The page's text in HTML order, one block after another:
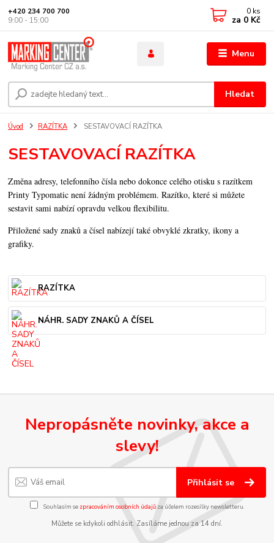
Menu
Hledat
+420 234 700 700
9:00 - 15:00
0 ks
za 0 Kč
Úvod RAZÍTKA SESTAVOVACÍ RAZÍTKA
SESTAVOVACÍ RAZÍTKA
Změna adresy, telefonního čísla nebo dokonce celého otisku s razítkem
Printy Typomatic není žádným problémem. Razítko, které si můžete
sestavit sami nabízí opravdu velkou flexibilitu.
Přiložené sady znaků a čísel nabízejí také obvyklézkratky, ikony a
grafiky.
RAZÍTKA
NÁHR. SADY ZNAKŮ A ČÍSEL
Nepropásněte novinky, akce a
slevy!
Přihlásit se
Souhlasím se zpracováním osobních údajůza účelem rozesílky newsletteru.
Můžete se kdykoli odhlásit. Zasíláme jednou za 14 dní.